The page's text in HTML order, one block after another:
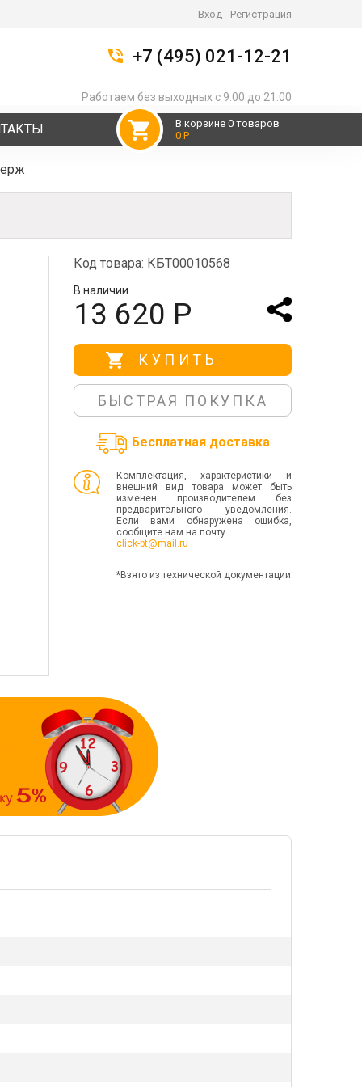
Вход Регистрация
+7 (495) 021-12-21
Работаем без выходных с 9:00 до 21:00
В корзине 0 товаров
0 Р
Код товара: КБТ00010568
В наличии
13 620 Р
КУПИТЬ
БЫСТРАЯ ПОКУПКА
Бесплатная доставка
Комплектация, характеристики и
внешний вид товара может быть
изменен производителем без
предварительного уведомления.
Если вами обнаружена ошибка,
сообщите нам на почту
click-bt@mail.ru
*Взято из технической документации